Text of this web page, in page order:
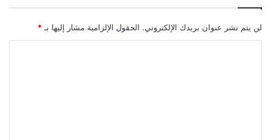
لن يتم نشر عنوان بريدك الإلكتروني. الحقول الإلزامية مشار إليها بـ *